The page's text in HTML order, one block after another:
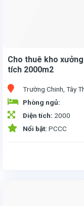
Cho thuê kho
tích 2000m2
Trường Chinh, Tây
Phòng ngủ:
Diện tích: 2000
Nổi bật: PCCC